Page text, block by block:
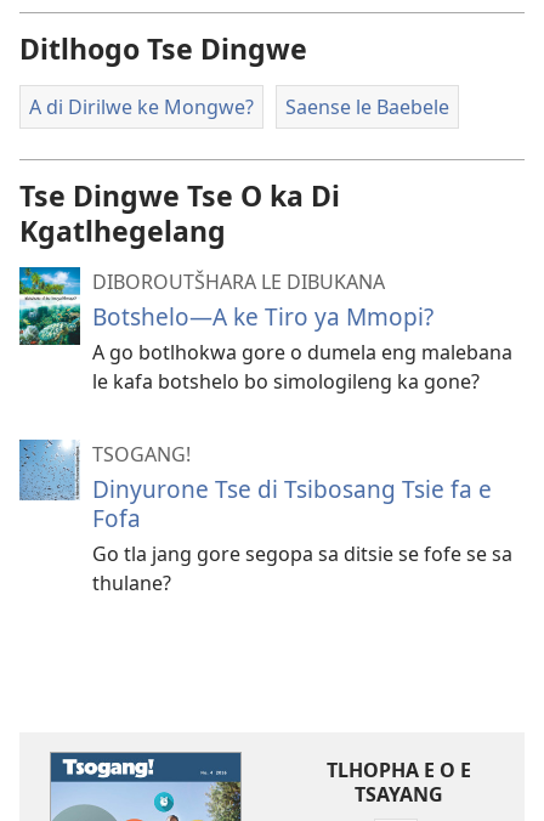
Ditlhogo Tse Dingwe
A di Dirilwe ke Mongwe? Saense le Baebele
Tse Dingwe Tse O ka Di
Kgatlhegelang
DIBOROUTŠHARA LE DIBUKANA
Botshelo—A ke Tiro ya Mmopi?
A go botlhokwa gore o dumela eng malebana
le kafa botshelo bo simologileng ka gone?
TSOGANG!
Dinyurone Tse di Tsibosang Tsie fa e
Fofa
Go tla jang gore segopa sa ditsie se fofe se sa
thulane?
TLHOPHA E O E
TSAYANG